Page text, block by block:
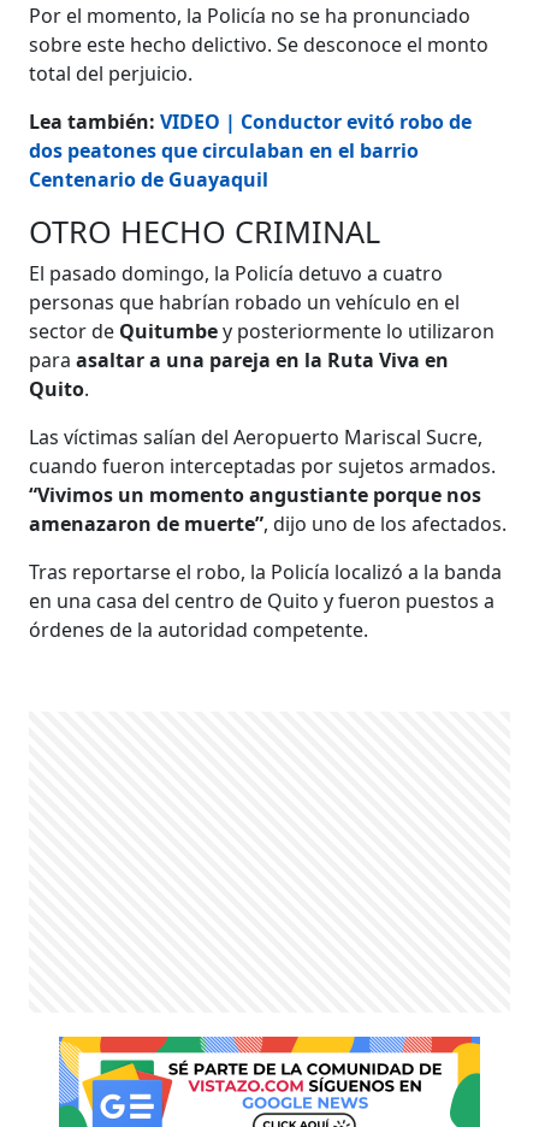
Por el momento, la Policía no se ha pronunciado
sobre este hecho delictivo. Se desconoce el monto
total del perjuicio.
Lea también:VIDEO | Conductor evitó robo de
dos peatones que circulaban en el barrio
Centenario de Guayaquil
OTRO HECHO CRIMINAL
El pasado domingo, la Policía detuvo a cuatro
personas que habrían robado un vehículo en el
sector de Quitumbey posteriormente lo utilizaron
paraasaltar a una pareja en la Ruta Viva en
Quito.
Las víctimas salían del Aeropuerto Mariscal Sucre,
cuando fueron interceptadas por sujetos armados.
“Vivimos un momento angustiante porque nos
amenazaron de muerte”, dijo uno de los afectados.
Tras reportarse el robo, la Policía localizó a la banda
en una casa del centro de Quito y fueron puestos a
órdenes de la autoridad competente.